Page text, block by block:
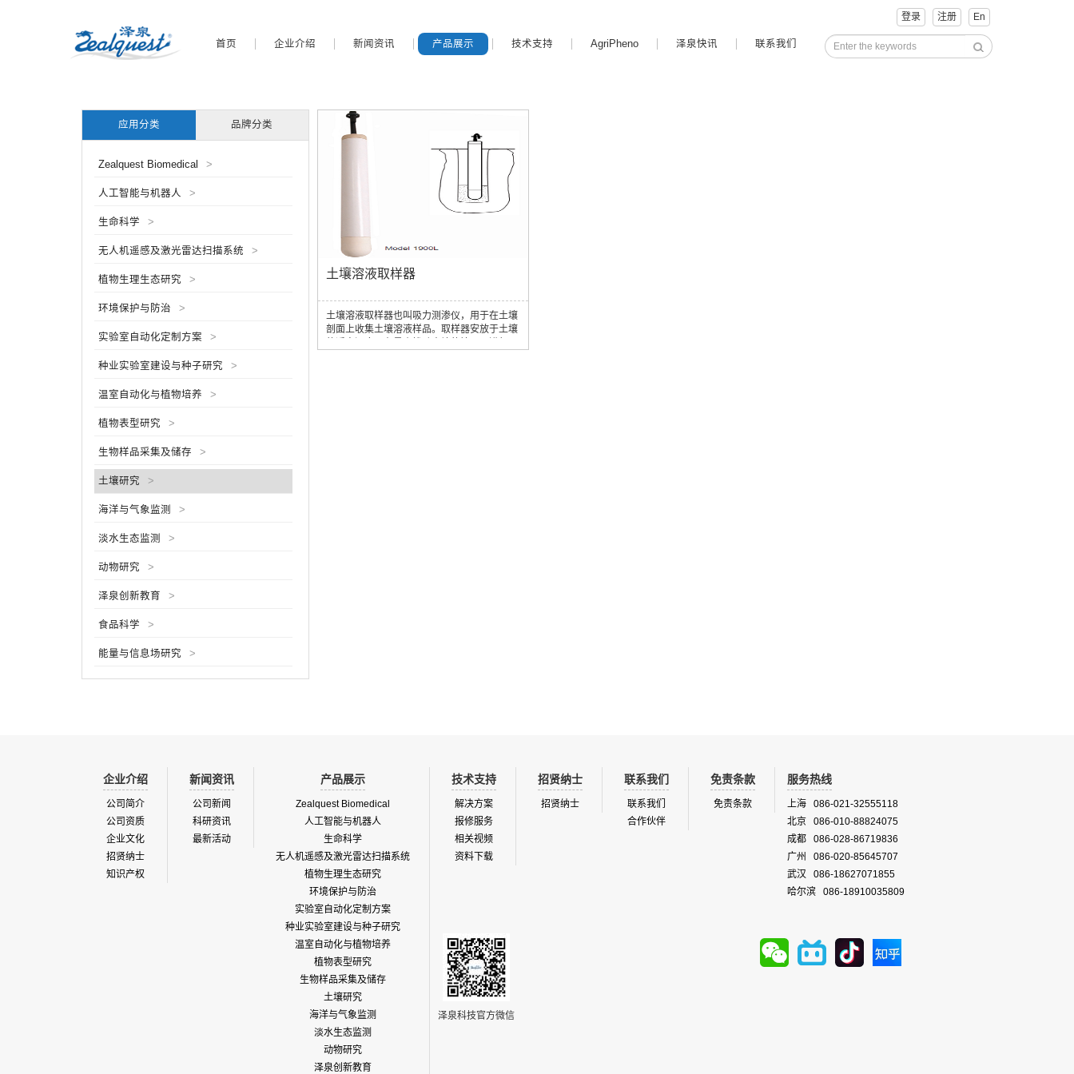
登录 注册 En
首页 企业介绍 新闻资讯 产品展示 技术支持 AgriPheno 泽泉快讯 联系我们
应用分类 品牌分类
Zealquest Biomedical >
人工智能与机器人 >
生命科学 >
无人机遥感及激光雷达扫描系统 >
植物生理生态研究 >
环境保护与防治 >
实验室自动化定制方案 >
种业实验室建设与种子研究 >
温室自动化与植物培养 >
植物表型研究 >
生物样品采集及储存 >
土壤研究 >
海洋与气象监测 >
淡水生态监测 >
动物研究 >
泽泉创新教育 >
食品科学 >
能量与信息场研究 >
土壤溶液取样器
土壤溶液取样器也叫吸力测渗仪，用于在土壤
剖面上收集土壤溶液样品。取样器安放于土壤
企业介绍
公司简介
公司资质
企业文化
招贤纳士
知识产权
新闻资讯
公司新闻
科研资讯
最新活动
产品展示
Zealquest Biomedical
人工智能与机器人
生命科学
无人机遥感及激光雷达扫描系统
植物生理生态研究
环境保护与防治
实验室自动化定制方案
种业实验室建设与种子研究
温室自动化与植物培养
植物表型研究
生物样品采集及储存
土壤研究
海洋与气象监测
淡水生态监测
动物研究
泽泉创新教育
技术支持
解决方案
报修服务
相关视频
资料下载
招贤纳士
招贤纳士
联系我们
联系我们
合作伙伴
免责条款
免责条款
服务热线
上海 086-021-32555118
北京 086-010-88824075
成都 086-028-86719836
广州 086-020-85645707
武汉 086-18627071855
哈尔滨 086-18910035809
泽泉科技官方微信